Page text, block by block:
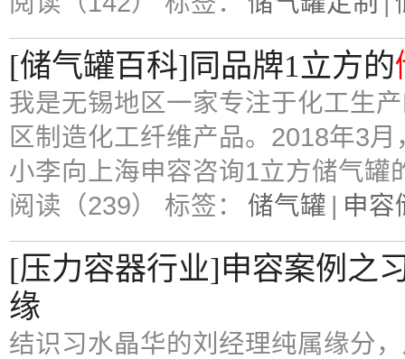
[储气罐百科]同品牌1立方的
我是无锡地区一家专注于化工生
区制造化工纤维产品。2018年3
小李向上海申容咨询1立方储气罐
阅读（239） 标签： 储气罐 | 申容
[压力容器行业]申容案例之
缘
结识习水晶华的刘经理纯属缘分